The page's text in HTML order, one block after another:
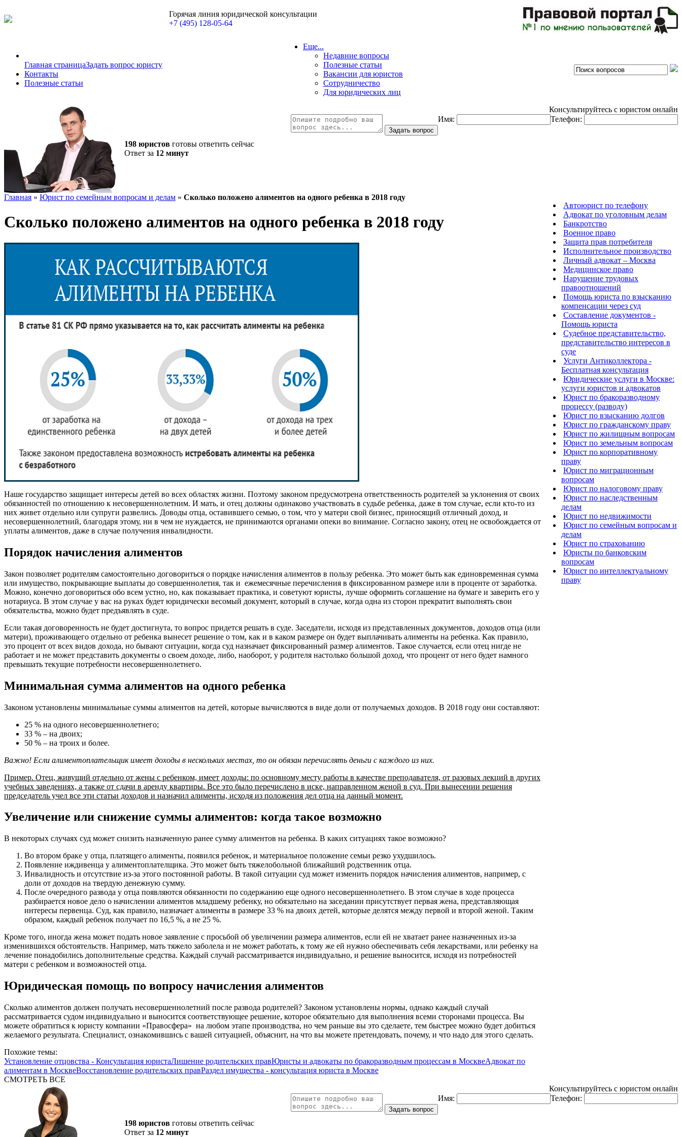
Горячая линия юридической консультации
+7 (495) 128-05-64
Главная страницаЗадать вопрос юристу
Контакты
Полезные статьи
Еще...
Недавние вопросы
Полезные статьи
Вакансии для юристов
Сотрудничество
Для юридических лиц
198 юристов готовы ответить сейчас
Ответ за 12 минут
Консультируйтесь с юристом онлайн
Имя:
Телефон:
Главная » Юрист по семейным вопросам и делам » Сколько положено алиментов на одного ребенка в 2018 году
Сколько положено алиментов на одного ребенка в 2018 году
Наше государство защищает интересы детей во всех областях жизни. Поэтому законом предусмотрена ответственность родителей за уклонения от своих
обязанностей по отношению к несовершеннолетним. И мать, и отец должны одинаково участвовать в судьбе ребенка, даже в том случае, если кто-то из
них живет отдельно или супруги развелись. Доводы отца, оставившего семью, о том, что у матери свой бизнес, приносящий отличный доход, и
несовершеннолетний, благодаря этому, ни в чем не нуждается, не принимаются органами опеки во внимание. Согласно закону, отец не освобождается от
уплаты алиментов, даже в случае получения инвалидности.
Порядок начисления алиментов
Закон позволяет родителям самостоятельно договориться о порядке начисления алиментов в пользу ребенка. Это может быть как единовременная сумма
или имущество, покрывающие выплаты до совершеннолетия, так и ежемесячные перечисления в фиксированном размере или в проценте от заработка.
Можно, конечно договориться обо всем устно, но, как показывает практика, и советуют юристы, лучше оформить соглашение на бумаге и заверить его у
нотариуса. В этом случае у вас на руках будет юридически весомый документ, который в случае, когда одна из сторон прекратит выполнять свои
обязательства, можно будет предъявлять в суде.
Если такая договоренность не будет достигнута, то вопрос придется решать в суде. Заседатели, исходя из представленных документов, доходов отца (или
матери), проживающего отдельно от ребенка вынесет решение о том, как и в каком размере он будет выплачивать алименты на ребенка. Как правило,
это процент от всех видов дохода, но бывают ситуации, когда суд назначает фиксированный размер алиментов. Такое случается, если отец нигде не
работает и не может представить документы о своем доходе, либо, наоборот, у родителя настолько большой доход, что процент от него будет намного
превышать текущие потребности несовершеннолетнего.
Минимальная сумма алиментов на одного ребенка
Законом установлены минимальные суммы алиментов на детей, которые вычисляются в виде доли от получаемых доходов. В 2018 году они составляют:
25 % на одного несовершеннолетнего;
33 % – на двоих;
50 % – на троих и более.
Важно! Если алиментоплательщик имеет доходы в нескольких местах, то он обязан перечислять деньги с каждого из них.
Пример. Отец, живущий отдельно от жены с ребенком, имеет доходы: по основному месту работы в качестве преподавателя, от разовых лекций в других
учебных заведениях, а также от сдачи в аренду квартиры. Все это было перечислено в иске, направленном женой в суд. При вынесении решения
председатель учел все эти статьи доходов и назначил алименты, исходя из положения дел отца на данный момент.
Увеличение или снижение суммы алиментов: когда такое возможно
В некоторых случаях суд может снизить назначенную ранее сумму алиментов на ребенка. В каких ситуациях такое возможно?
Во втором браке у отца, платящего алименты, появился ребенок, и материальное положение семьи резко ухудшилось.
Появление иждивенца у алиментоплателщика. Это может быть тяжелобольной ближайший родственник отца.
Инвалидность и отсутствие из-за этого постоянной работы. В такой ситуации суд может изменить порядок начисления алиментов, например, с
доли от доходов на твердую денежную сумму.
После очередного развода у отца появляются обязанности по содержанию еще одного несовершеннолетнего. В этом случае в ходе процесса
разбирается новое дело о начислении алиментов младшему ребенку, но обязательно на заседании присутствует первая жена, представляющая
интересы первенца. Суд, как правило, назначает алименты в размере 33 % на двоих детей, которые делятся между первой и второй женой. Таким
образом, каждый ребенок получает по 16,5 %, а не 25 %.
Кроме того, иногда жена может подать новое заявление с просьбой об увеличении размера алиментов, если ей не хватает ранее назначенных из-за
изменившихся обстоятельств. Например, мать тяжело заболела и не может работать, к тому же ей нужно обеспечивать себя лекарствами, или ребенку на
лечение понадобились дополнительные средства. Каждый случай рассматривается индивидуально, и решение выносится, исходя из потребностей
матери с ребенком и возможностей отца.
Юридическая помощь по вопросу начисления алиментов
Сколько алиментов должен получать несовершеннолетний после развода родителей? Законом установлены нормы, однако каждый случай
рассматривается судом индивидуально и выносится соответствующее решение, которое обязательно для выполнения всеми сторонами процесса. Вы
можете обратиться к юристу компании «Правосфера» на любом этапе производства, но чем раньше вы это сделаете, тем быстрее можно будет добиться
желаемого результата. Специалист, ознакомившись с вашей ситуацией, объяснит, на что вы можете претендовать, почему, и что надо для этого сделать.
Похожие темы:
Установление отцовства - Консультация юристаЛишение родительских правЮристы и адвокаты по бракоразводным процессам в МосквеАдвокат по
алиментам в МосквеВосстановление родительских правРаздел имущества - консультация юриста в Москве
СМОТРЕТЬ ВСЕ
Автоюрист по телефону
Адвокат по уголовным делам
Банкротство
Военное право
Защита прав потребителя
Исполнительное производство
Личный адвокат – Москва
Медицинское право
Нарушение трудовых
правоотношений
Помощь юриста по взысканию
компенсации через суд
Составление документов -
Помощь юриста
Судебное представительство,
представительство интересов в
суде
Услуги Антиколлектора -
Бесплатная консультация
Юридические услуги в Москве:
услуги юристов и адвокатов
Юрист по бракоразводному
процессу (разводу)
Юрист по взысканию долгов
Юрист по гражданскому праву
Юрист по жилищным вопросам
Юрист по земельным вопросам
Юрист по корпоративному
праву
Юрист по миграционным
вопросам
Юрист по налоговому праву
Юрист по наследственным
делам
Юрист по недвижимости
Юрист по семейным вопросам и
делам
Юрист по страхованию
Юристы по банковским
вопросам
Юрист по интеллектуальному
праву
198 юристов готовы ответить сейчас
Ответ за 12 минут
Консультируйтесь с юристом онлайн
Имя:
Телефон: